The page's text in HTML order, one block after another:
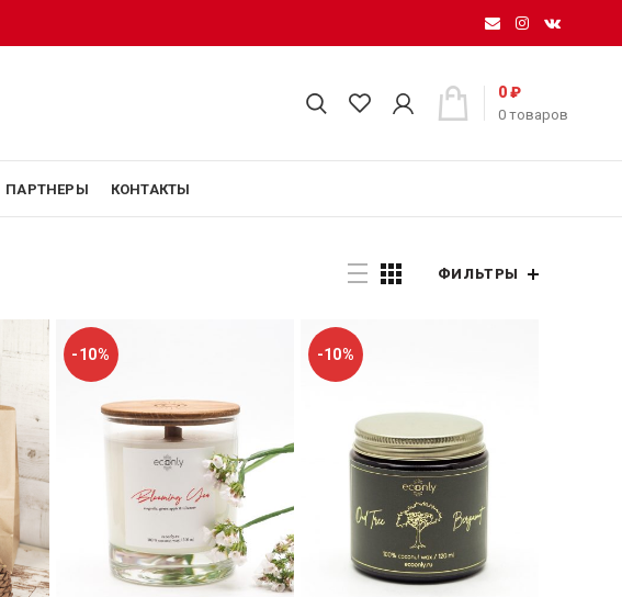
0товаров
0₽
ПАРТНЕРЫ КОНТАКТЫ
ФИЛЬТРЫ
-10% -10%